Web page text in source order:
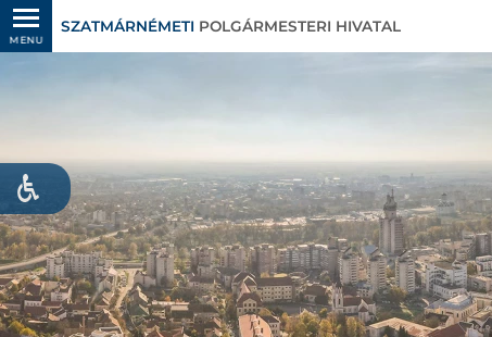
MENU
SZATMÁRNÉMETI POLGÁRMESTERI HIVATAL